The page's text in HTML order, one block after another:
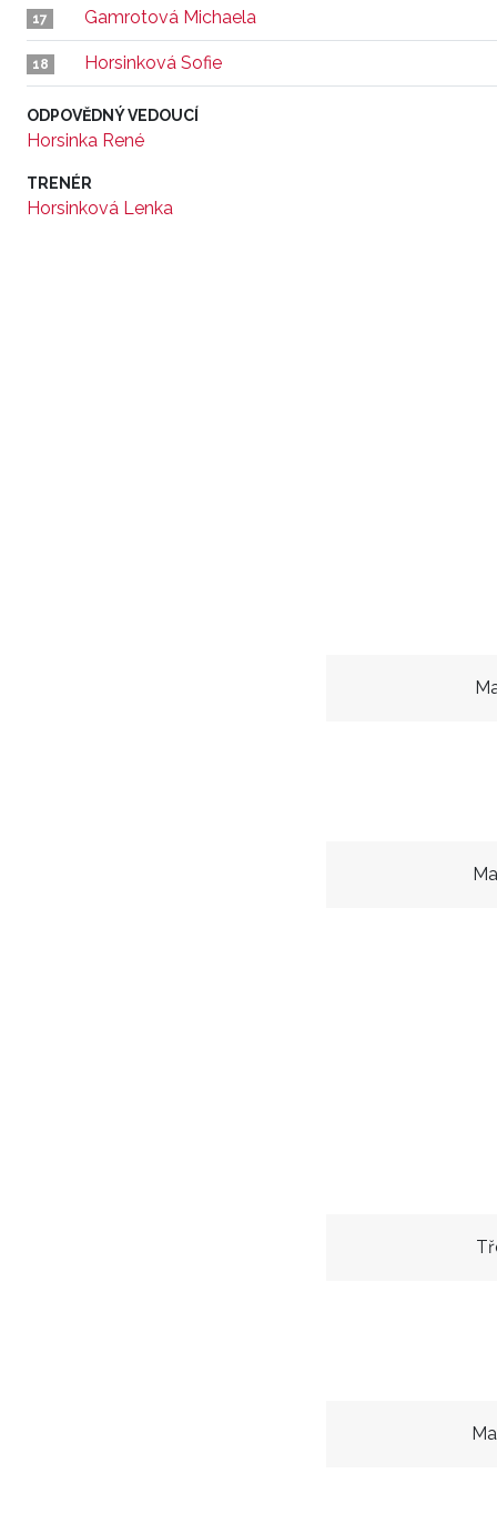
17 Gamrotová Michaela
18 Horsinková Sofie
ODPOVĚDNÝ VEDOUCÍ
Horsinka René
TRENÉR
Horsinková Lenka